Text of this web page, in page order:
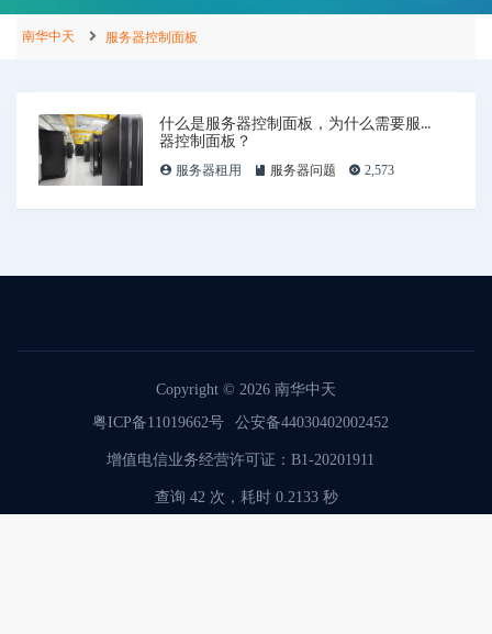
南华中天 服务器控制面板
什么是服务器控制面板，为什么需要服务
器控制面板？
服务器租用 服务器问题 2,573
Copyright © 2026 南华中天
粤ICP备11019662号
公安备44030402002452
增值电信业务经营许可证：B1-20201911
查询 42 次，耗时 0.2133 秒